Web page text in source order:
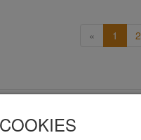
« 1 2